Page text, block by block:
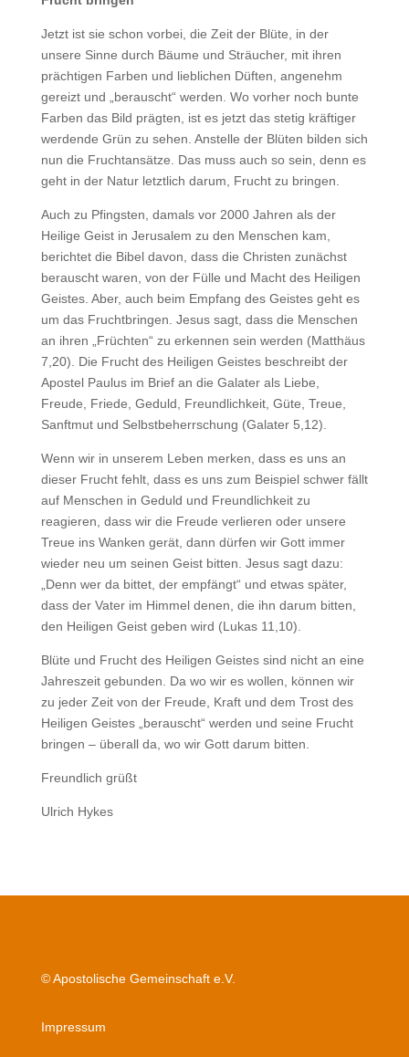
Jetzt ist sie schon vorbei, die Zeit der Blüte, in der
unsere Sinne durch Bäume und Sträucher, mit ihren
prächtigen Farben und lieblichen Düften, angenehm
gereizt und „berauscht“ werden. Wo vorher noch bunte
Farben das Bild prägten, ist es jetzt das stetig kräftiger
werdende Grün zu sehen. Anstelle der Blüten bilden sich
nun die Fruchtansätze. Das muss auch so sein, denn es
geht in der Natur letztlich darum, Frucht zu bringen.
Auch zu Pfingsten, damals vor 2000 Jahren als der
Heilige Geist in Jerusalem zu den Menschen kam,
berichtet die Bibel davon, dass die Christen zunächst
berauscht waren, von der Fülle und Macht des Heiligen
Geistes. Aber, auch beim Empfang des Geistes geht es
um das Fruchtbringen. Jesus sagt, dass die Menschen
an ihren „Früchten“ zu erkennen sein werden (Matthäus
7,20). Die Frucht des Heiligen Geistes beschreibt der
Apostel Paulus im Brief an die Galater als Liebe,
Freude, Friede, Geduld, Freundlichkeit, Güte, Treue,
Sanftmut und Selbstbeherrschung (Galater 5,12).
Wenn wir in unserem Leben merken, dass es uns an
dieser Frucht fehlt, dass es uns zum Beispiel schwer fällt
auf Menschen in Geduld und Freundlichkeit zu
reagieren, dass wir die Freude verlieren oder unsere
Treue ins Wanken gerät, dann dürfen wir Gott immer
wieder neu um seinen Geist bitten. Jesus sagt dazu:
„Denn wer da bittet, der empfängt“ und etwas später,
dass der Vater im Himmel denen, die ihn darum bitten,
den Heiligen Geist geben wird (Lukas 11,10).
Blüte und Frucht des Heiligen Geistes sind nicht an eine
Jahreszeit gebunden. Da wo wir es wollen, können wir
zu jeder Zeit von der Freude, Kraft und dem Trost des
Heiligen Geistes „berauscht“ werden und seine Frucht
bringen – überall da, wo wir Gott darum bitten.
Freundlich grüßt
Ulrich Hykes
© Apostolische Gemeinschaft e.V.
Impressum